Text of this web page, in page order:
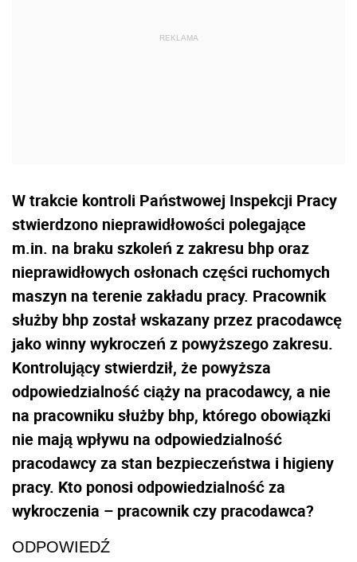
W trakcie kontroli Państwowej Inspekcji Pracy
stwierdzono nieprawidłowości polegające
m.in. na braku szkoleń z zakresu bhp oraz
nieprawidłowych osłonach części ruchomych
maszyn na terenie zakładu pracy. Pracownik
służby bhp został wskazany przez pracodawcę
jako winny wykroczeń z powyższego zakresu.
Kontrolujący stwierdził, że powyższa
odpowiedzialność ciąży na pracodawcy, a nie
na pracowniku służby bhp, którego obowiązki
nie mają wpływu na odpowiedzialność
pracodawcy za stan bezpieczeństwa i higieny
pracy. Kto ponosi odpowiedzialność za
wykroczenia – pracownik czy pracodawca?
ODPOWIEDŹ